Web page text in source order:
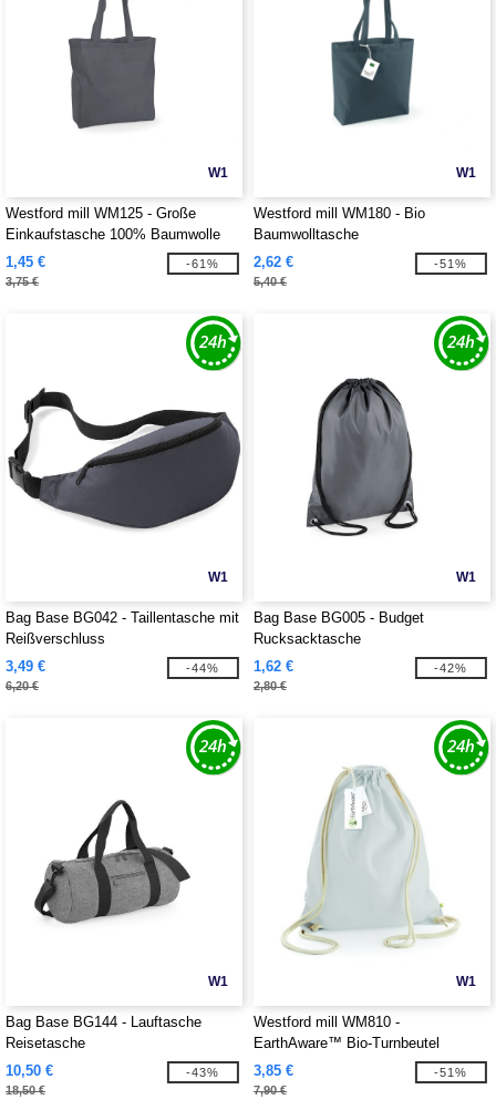
W1
Westford mill WM125 - Große
Einkaufstasche 100% Baumwolle
1,45 €
3,75 €
-61%
W1
Westford mill WM180 - Bio
Baumwolltasche
2,62 €
5,40 €
-51%
W1
Bag Base BG042 - Taillentasche mit
Reißverschluss
3,49 €
6,20 €
-44%
W1
Bag Base BG005 - Budget
Rucksacktasche
1,62 €
2,80 €
-42%
W1
Bag Base BG144 - Lauftasche
Reisetasche
10,50 €
18,50 €
-43%
W1
Westford mill WM810 -
EarthAware™ Bio-Turnbeutel
3,85 €
7,90 €
-51%